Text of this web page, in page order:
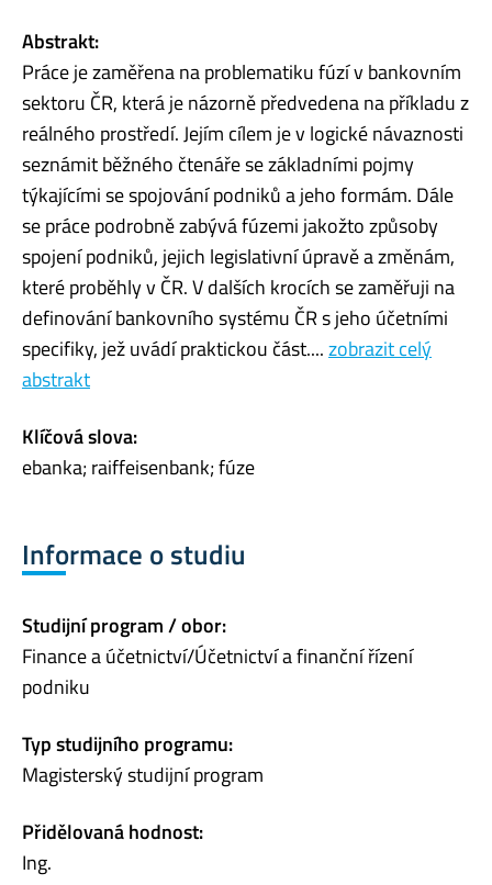
Abstrakt:
Práce je zaměřena na problematiku fúzí v bankovním
sektoru ČR, která je názorně předvedena na příkladu z
reálného prostředí. Jejím cílem je v logické návaznosti
seznámit běžného čtenáře se základními pojmy
týkajícími se spojování podniků a jeho formám. Dále
se práce podrobně zabývá fúzemi jakožto způsoby
spojení podniků, jejich legislativní úpravě a změnám,
které proběhly v ČR. V dalších krocích se zaměřuji na
definování bankovního systému ČR s jeho účetními
specifiky, jež uvádí praktickou část....zobrazit celý
abstrakt
Klíčová slova:
ebanka; raiffeisenbank; fúze
Informace o studiu
Studijní program / obor:
Finance a účetnictví/Účetnictví a finanční řízení
podniku
Typ studijního programu:
Magisterský studijní program
Přidělovaná hodnost:
Ing.